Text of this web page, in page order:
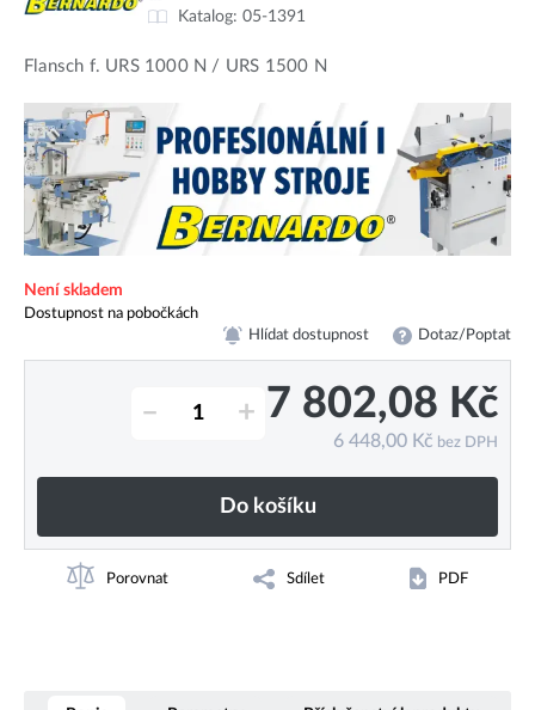
Katalog: 05-1391
Flansch f. URS 1000 N / URS 1500 N
Není skladem
Dostupnost na pobočkách
Hlídat dostupnost Dotaz/Poptat
– + 7 802,08 Kč
6 448,00 Kč bez DPH
Do košíku
Porovnat Sdílet PDF